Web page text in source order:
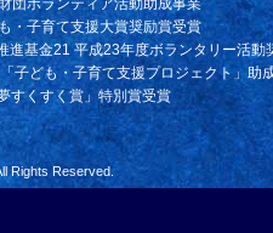
ボランティア活動助成事業
子育て支援大賞奨励賞受賞
進基金21 平成23年度ボランタリー活動
子ども・子育て支援プロジェクト」助
くすく賞」特別賞受賞
Rights Reserved.